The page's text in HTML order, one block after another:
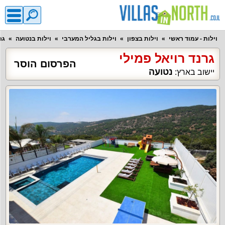
וילות - עמוד ראשי וילות בצפון וילות בגליל המערבי וילות בנטועה
גרנד רויאל פמילי
יישוב בארץ: נטועה
הפרסום הוסר